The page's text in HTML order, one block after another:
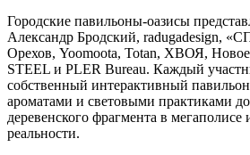
Городские павильоны-оазисы
Александр Бродский, radugadesign,
Орехов, Yoomoota, Totan, ХВОЯ,
STEEL и PLER Bureau. Каждый
собственный интерактивный
ароматами и световыми практиками до
деревенского фрагмента в мегаполисе
реальности.